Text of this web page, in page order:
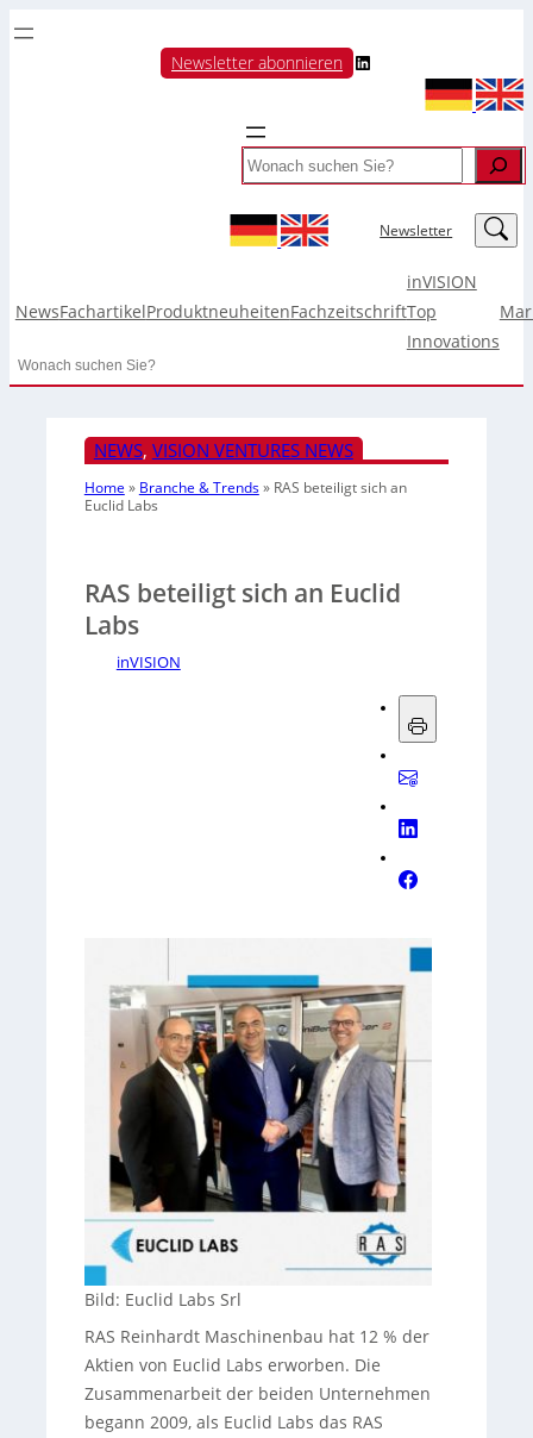
Newsletter abonnieren LinkedIn
Search
Newsletter LinkedIn
NewsFachartikelProduktneuheitenFachzeitschrift
inVISION
Top
Innovations
Search
NEWS, VISION VENTURES NEWS
Home » Branche & Trends» RAS beteiligt sich an
Euclid Labs
RAS beteiligt sich an Euclid
Labs
inVISION
Bild: Euclid Labs Srl
RAS Reinhardt Maschinenbau hat 12 % der
Aktien von Euclid Labs erworben. Die
Zusammenarbeit der beiden Unternehmen
begann 2009, als Euclid Labs das RAS